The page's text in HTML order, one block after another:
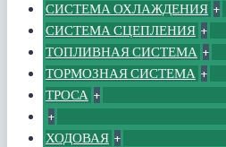
СИСТЕМА ОХЛАЖДЕНИЯ +
СИСТЕМА СЦЕПЛЕНИЯ +
ТОПЛИВНАЯ СИСТЕМА +
ТОРМОЗНАЯ СИСТЕМА +
ТРОСА +
+
ХОДОВАЯ +